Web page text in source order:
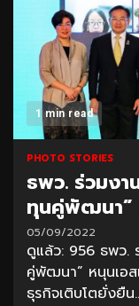
1 min read
PHOTO STORIES
ธพว. ร่วมงา
ทุนคู่พัฒนา”
05/09/2022
ดูแล้ว: 956 ธพว.
คู่พัฒนา” หนุนเอ
ธุรกิจเติบโตยั่งยืน